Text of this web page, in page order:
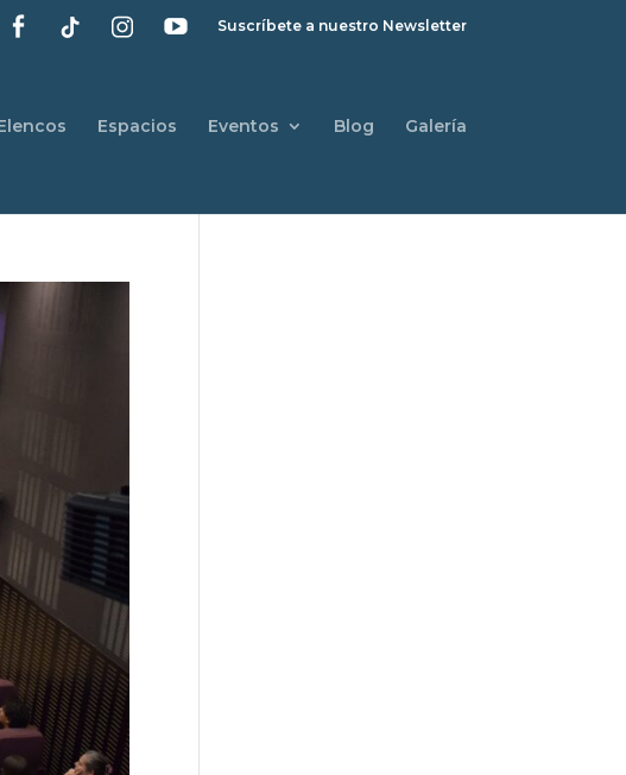
Suscríbete a nuestro Newsletter
Espacios Eventos Blog Galería